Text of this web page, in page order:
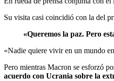
Su visita casi coincidió con la del
«Queremos la paz. Pero
«Nadie quiere vivir en un mundo
Pero mientras Macron se esforzó
acuerdo con Ucrania sobre la